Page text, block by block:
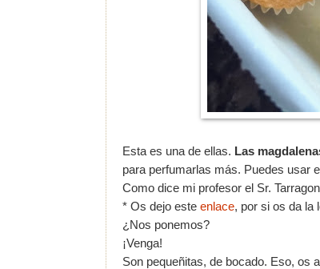
Esta es una de ellas. Las
para perfumarlas más. Puedes usar
Como dice mi profesor el Sr.
* Os dejo este enlace, por si os da la
¿Nos ponemos?
¡Venga!
Son pequeñitas, de bocado. Eso, os